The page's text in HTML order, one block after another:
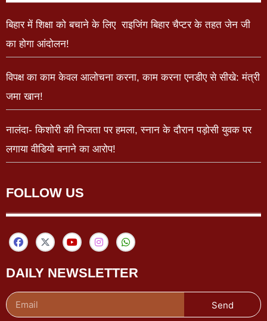
बिहार में शिक्षा को बचाने के लिए राइजिंग बिहार चैप्टर के तहत जेन जी
का होगा आंदोलन!
विपक्ष का काम केवल आलोचना करना, काम करना एनडीए से सीखे: मंत्री
जमा खान!
नालंदा- किशोरी की निजता पर हमला, स्नान के दौरान पड़ोसी युवक पर
लगाया वीडियो बनाने का आरोप!
FOLLOW US
DAILY NEWSLETTER
Send